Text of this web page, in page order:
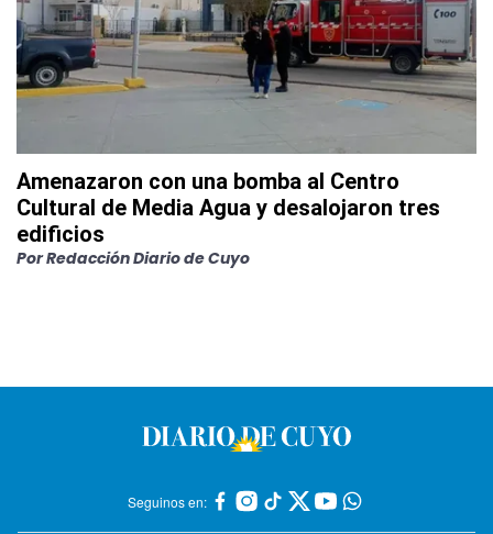
Amenazaron con una bomba al Centro
Cultural de Media Agua y desalojaron tres
edificios
PorRedacción Diario de Cuyo
Seguinos en: